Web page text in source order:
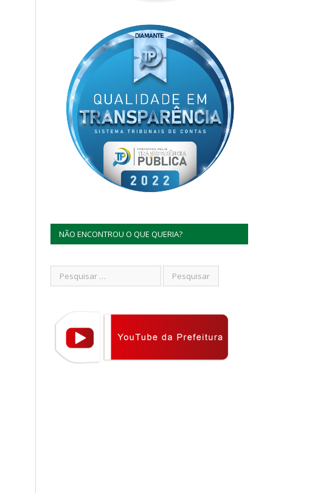
NÃO ENCONTROU O QUE QUERIA?